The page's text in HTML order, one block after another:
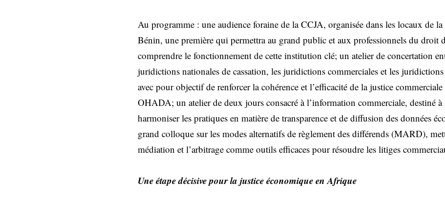
Au programme : une audience foraine de la CCJA, organisée dans les locaux de
Bénin, une première qui permettra au grand public et aux professionnels du droit
comprendre le fonctionnement de cette institution clé; un atelier de concertation
juridictions nationales de cassation, les juridictions commerciales et les
avec pour objectif de renforcer la cohérence et l’efficacité de la justice commerciale
OHADA; un atelier de deux jours consacré à l’information commerciale, destiné à
harmoniser les pratiques en matière de transparence et de diffusion des données
grand colloque sur les modes alternatifs de règlement des différends (MARD),
médiation et l’arbitrage comme outils efficaces pour résoudre les litiges
Une étape décisive pour la justice économique en Afrique